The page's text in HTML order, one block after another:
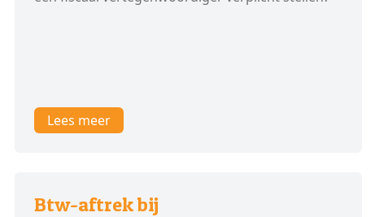
Lees meer
Btw-aftrek bij